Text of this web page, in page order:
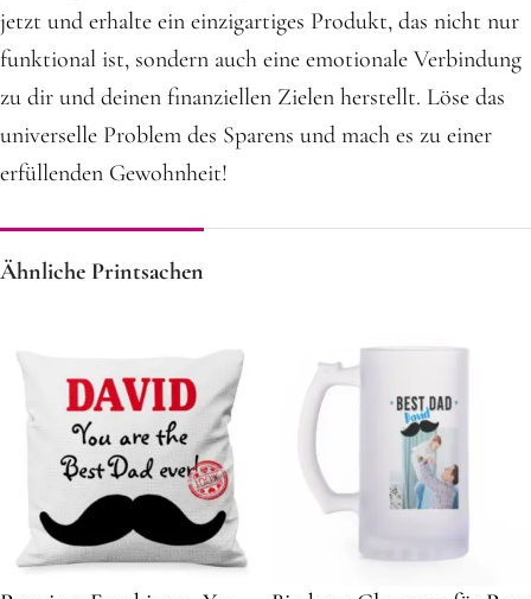
jetzt und erhalte ein einzigartiges Produkt, das nicht nur
funktional ist, sondern auch eine emotionale Verbindung
zu dir und deinen finanziellen Zielen herstellt. Löse das
universelle Problem des Sparens und mach es zu einer
erfüllenden Gewohnheit!
Ähnliche Printsachen